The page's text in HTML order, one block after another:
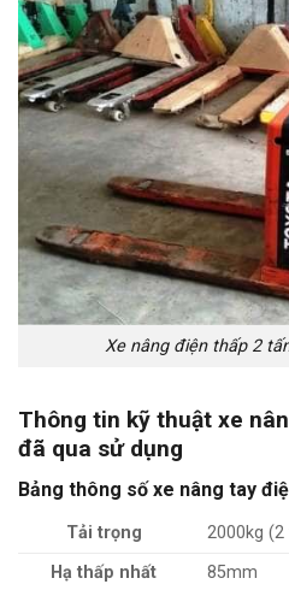
Xe nâng điện thấp 2
Thông tin kỹ thuật xe
đã qua sử dụng
Bảng thông số xe nâng tay
Tải trọng
2000kg (2
Hạ thấp nhất
85mm